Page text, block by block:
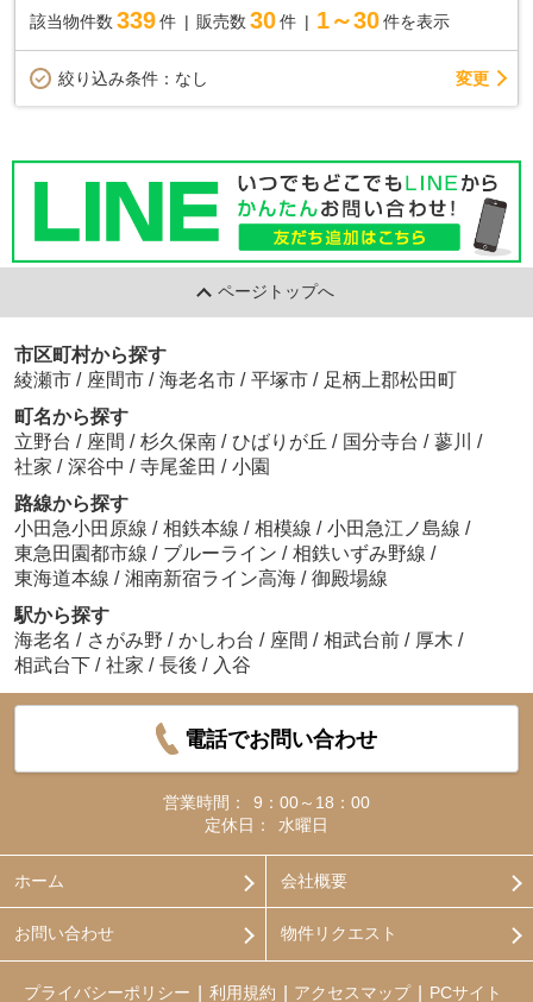
該当物件数 339件 販売数 30 件 1～30 件を表示
絞り込み条件： なし 変更
ページトップへ
市区町村から探す
綾瀬市 / 座間市 / 海老名市 / 平塚市 / 足柄上郡松田町
町名から探す
立野台 / 座間 / 杉久保南 / ひばりが丘 / 国分寺台 / 蓼川 /
社家 / 深谷中 / 寺尾釜田 / 小園
路線から探す
小田急小田原線 / 相鉄本線 / 相模線 / 小田急江ノ島線 /
東急田園都市線 / ブルーライン / 相鉄いずみ野線 /
東海道本線 / 湘南新宿ライン高海 / 御殿場線
駅から探す
海老名 / さがみ野 / かしわ台 / 座間 / 相武台前 / 厚木 /
相武台下 / 社家 / 長後 / 入谷
電話でお問い合わせ
営業時間：
9：00～18：00
定休日：
水曜日
ホーム 会社概要
お問い合わせ 物件リクエスト
プライバシーポリシー 利用規約 アクセスマップ PCサイト